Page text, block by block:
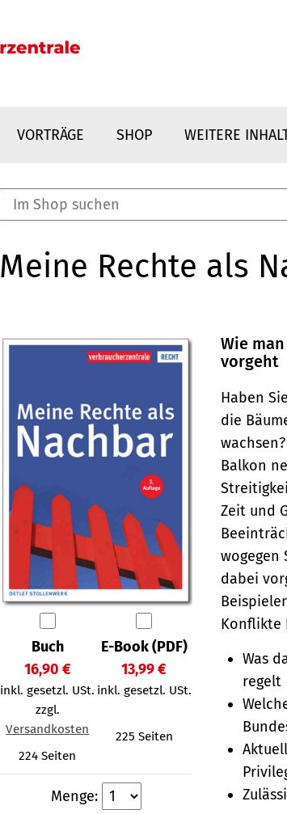
VORTRÄGE SHOP WEITERE
Meine Rechte als
Buch
16,90 €
inkl. gesetzl. USt.
zzgl.
Versandkosten
224 Seiten
E-Book (PDF)
13,99 €
inkl. gesetzl. USt.
225 Seiten
Menge:
Wie
vorgeht
Haben
die
Balkon
Zeit und
wogegen
dabei
Konflikte
Was
regelt